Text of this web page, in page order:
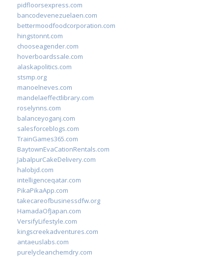
pidfloorsexpress.com
bancodevenezuelaen.com
bettermoodfoodcorporation.com
hingstonnt.com
chooseagender.com
hoverboardssale.com
alaskapolitics.com
stsmp.org
manoelneves.com
mandelaeffectlibrary.com
roselynns.com
balanceyoganj.com
salesforceblogs.com
TrainGames365.com
BaytownEvaCationRentals.com
JabalpurCakeDelivery.com
halobjd.com
intelligenceqatar.com
PikaPikaApp.com
takecareofbusinessdfw.org
HamadaOfJapan.com
VersifyLifestyle.com
kingscreekadventures.com
antaeuslabs.com
purelycleanchemdry.com